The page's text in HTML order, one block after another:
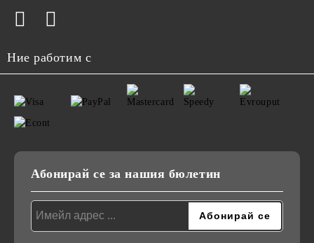
Ние работим с
Абонирай се за нашия бюлетин